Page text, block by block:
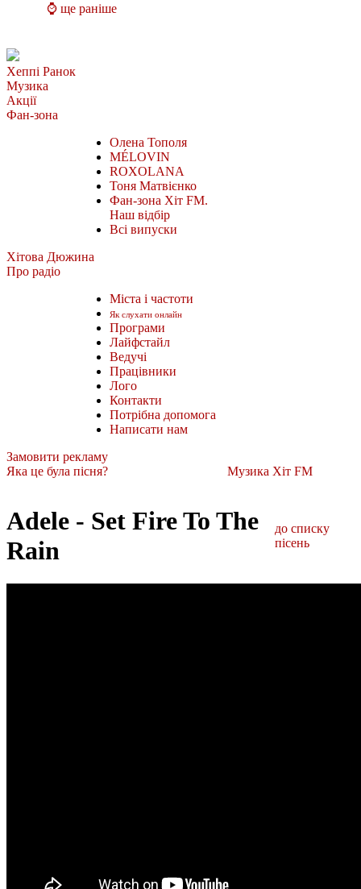
⌚ ще раніше
Хеппі Ранок
Музика
Акції
Фан-зона
Олена Тополя
MÉLOVIN
ROXOLANA
Тоня Матвієнко
Фан-зона Хіт FM.
Наш відбір
Всі випуски
Хітова Дюжина
Про радіо
Міста і частоти
Як слухати онлайн
Програми
Лайфстайл
Ведучі
Працівники
Лого
Контакти
Потрібна допомога
Написати нам
Замовити рекламу
Яка це була пісня?
Музика Хіт FM
Adele - Set Fire To The
Rain
до списку
пісень